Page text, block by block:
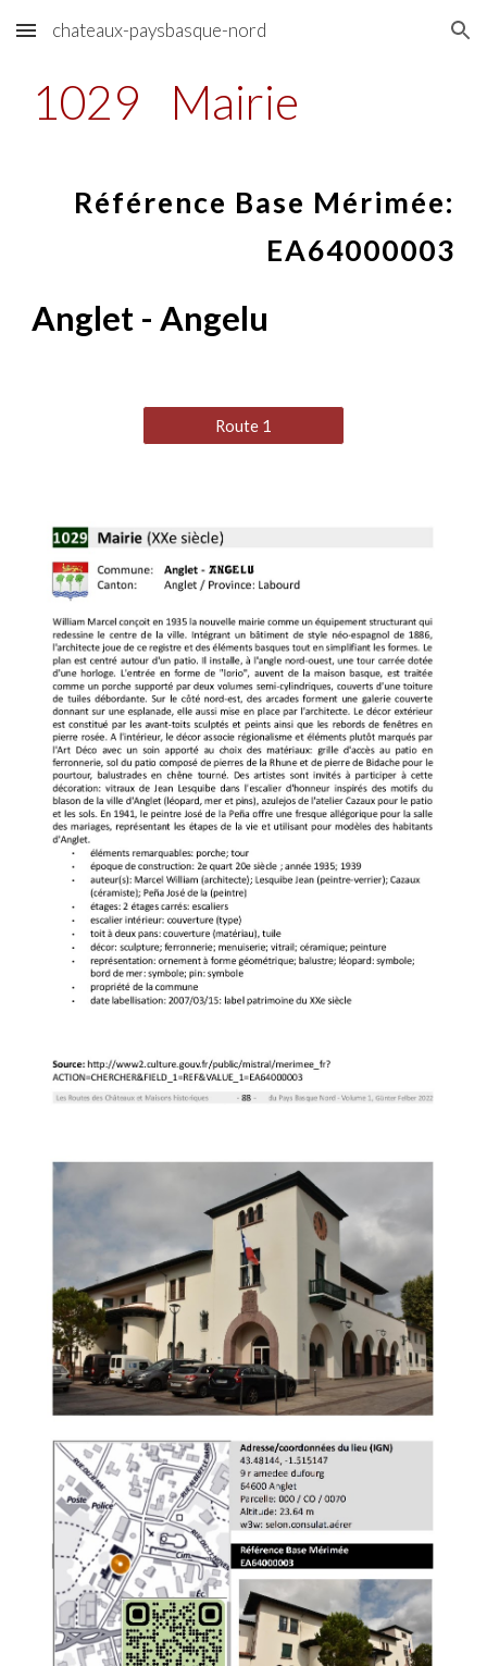
Skip to main content Skip to navigation
chateaux-paysbasque-nord
1029 Mairie
Référence Base Mérimée:
EA64000003
Anglet - Angelu
Route 1